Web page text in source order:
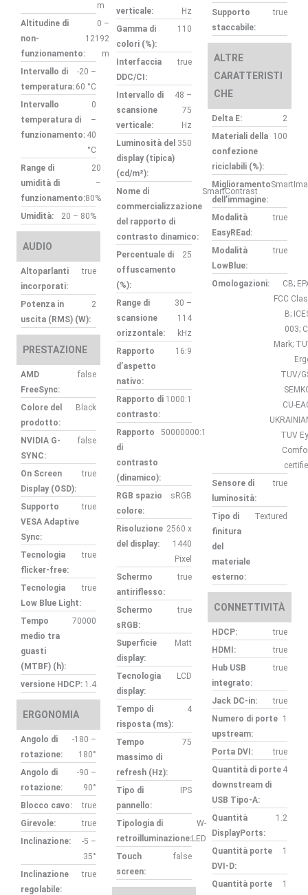
m
Altitudine di
non-
funzionamento:
0 –
12192
m
Intervallo di
temperatura:
-20 –
60 °C
Intervallo
temperatura di
funzionamento:
0
–
40
°C
Range di
umidità di
funzionamento:
20
–
80%
Umidità:
20 – 80%
AUDIO
Altoparlanti
incorporati:
true
Potenza in
uscita (RMS) (W):
2
PRESTAZIONE
AMD
FreeSync:
false
Colore del
prodotto:
Black
NVIDIA G-
SYNC:
false
On Screen
Display (OSD):
true
Supporto
VESA Adaptive
Sync:
true
Tecnologia
flicker-free:
true
Tecnologia
Low Blue Light:
true
Tempo
medio tra
guasti
(MTBF) (h):
70000
versione HDCP: 1.4
ERGONOMIA
Angolo di
rotazione:
-180 –
180°
Angolo di
rotazione:
-90 –
90°
Blocco cavo:
true
Girevole:
true
Inclinazione:
-5 –
35°
Inclinazione
regolabile:
true
verticale:
Hz
Gamma di
colori (%):
110
Interfaccia
DDC/CI:
true
Intervallo di
scansione
verticale:
48 –
75
Hz
Luminosità del
display (tipica)
(cd/m²):
350
Nome di
commercializzazione
del rapporto di
contrasto dinamico:
SmartContrast
Percentuale di
offuscamento
(%):
25
Range di
scansione
orizzontale:
30 –
114
kHz
Rapporto
d’aspetto
nativo:
16:9
Rapporto di
contrasto:
1000:1
Rapporto
di
contrasto
(dinamico):
50000000:1
RGB spazio
colore:
sRGB
Risoluzione
del display:
2560 x
1440
Pixel
Schermo
antiriflesso:
true
Schermo
sRGB:
true
Superficie
display:
Matt
Tecnologia
display:
LCD
Tempo di
risposta (ms):
4
Tempo
massimo di
refresh (Hz):
75
Tipo di
pannello:
IPS
Tipologia di
retroilluminazione:
W-
LED
Touch
screen:
false
Supporto
staccabile:
true
ALTRE
CARATTERISTI
CHE
Delta E:
2
Materiali della
confezione
riciclabili (%):
100
Miglioramento
dell’immagine:
Modalità
EasyREad:
true
Modalità
LowBlue:
true
Omologazioni:
CB;
FCC
B;
003;
Mark;
TUV/
CU-
TUV
Sensore di
luminosità:
true
Tipo di
finitura
del
materiale
esterno:
Textured
CONNETTIVITÀ
HDCP:
true
HDMI:
true
Hub USB
integrato:
true
Jack DC-in:
true
Numero di porte
upstream:
1
Porta DVI:
true
Quantità di porte
downstream di
USB Tipo-A:
4
Quantità
DisplayPorts:
1.2
Quantità porte
DVI-D:
1
Quantità porte
1